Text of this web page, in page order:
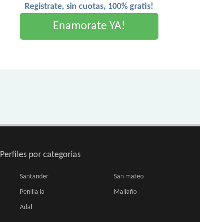
Registrate, sin cuotas, 100% gratis!
Enamorate YA!
Perfiles por categorias
Santander San mateo
Penilla la Maliaño
Adal